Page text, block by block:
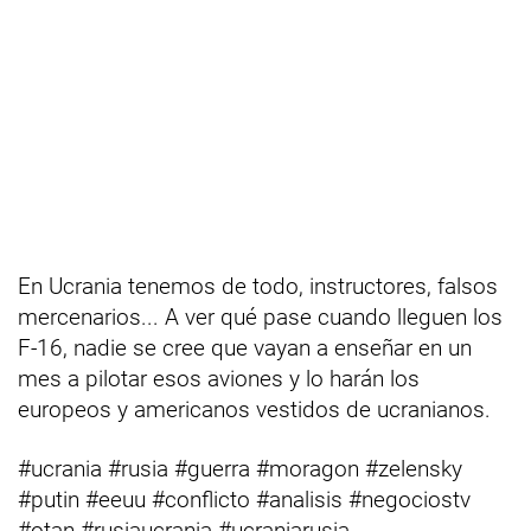
En Ucrania tenemos de todo, instructores, falsos
mercenarios... A ver qué pase cuando lleguen los
F-16, nadie se cree que vayan a enseñar en un
mes a pilotar esos aviones y lo harán los
europeos y americanos vestidos de ucranianos.
#ucrania #rusia #guerra #moragon #zelensky
#putin #eeuu #conflicto #analisis #negociostv